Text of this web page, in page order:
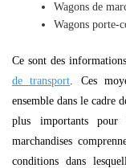
Wagons de
Wagons porte-
Ce sont des
de transport. Ces
ensemble dans le cadre
plus importants
marchandises
conditions dans